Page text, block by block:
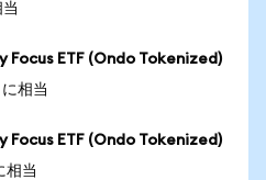
Focus ETF (Ondo Tokenized)
に相当
Focus ETF (Ondo Tokenized)
相当